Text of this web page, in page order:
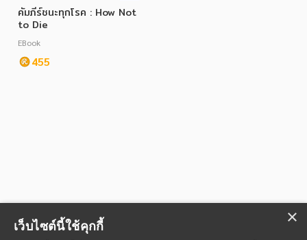
คัมภีร์ชนะทุกโรค : How Not
to Die
EBook
455
×
เว็บไซต์นี้ใช้คุกกี้